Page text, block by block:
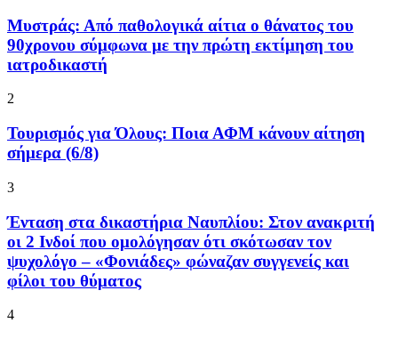
Μυστράς: Από παθολογικά αίτια ο θάνατος του
90χρονου σύμφωνα με την πρώτη εκτίμηση του
ιατροδικαστή
2
Τουρισμός για Όλους: Ποια ΑΦΜ κάνουν αίτηση
σήμερα (6/8)
3
Ένταση στα δικαστήρια Ναυπλίου: Στον ανακριτή
οι 2 Ινδοί που ομολόγησαν ότι σκότωσαν τον
ψυχολόγο – «Φονιάδες» φώναζαν συγγενείς και
φίλοι του θύματος
4